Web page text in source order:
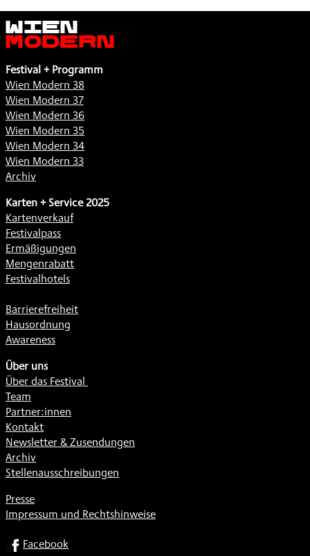
Wien
Modern
Festival + Programm
Wien Modern 38
Wien Modern 37
Wien Modern 36
Wien Modern 35
Wien Modern 34
Wien Modern 33
Archiv
Karten + Service 2025
Kartenverkauf
Festivalpass
Ermäßigungen
Mengenrabatt
Festivalhotels
Barrierefreiheit
Hausordnung
Awareness
Über uns
Über das Festival
Team
Partner:innen
Kontakt
Newsletter & Zusendungen
Archiv
Stellenausschreibungen
Presse
Impressum und Rechtshinweise
SOCIALFacebook